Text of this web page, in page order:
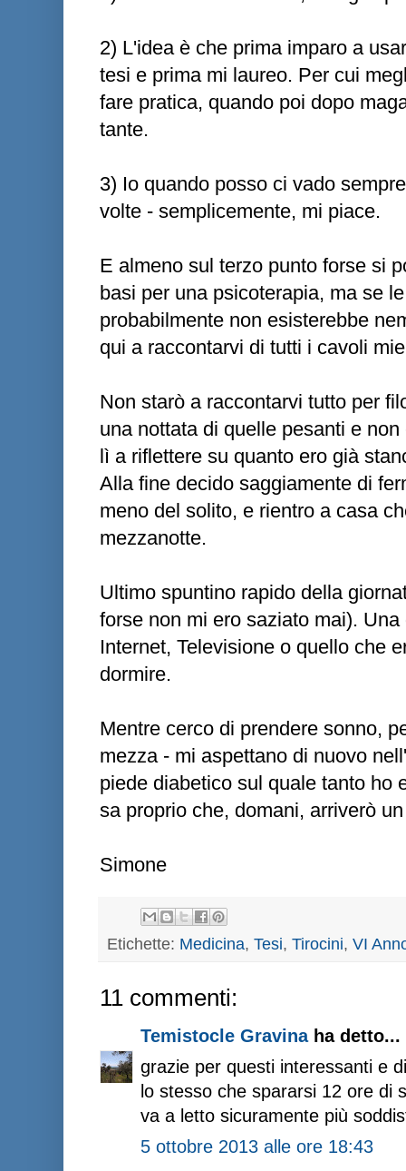
2) L'idea è che prima imparo a
tesi e prima mi laureo. Per cui
fare pratica, quando poi dopo
tante.
3) Io quando posso ci vado
volte - semplicemente, mi piace.
E almeno sul terzo punto forse si
basi per una psicoterapia, ma se
probabilmente non esisterebbe
qui a raccontarvi di tutti i cavoli
Non starò a raccontarvi tutto per
una nottata di quelle pesanti e
lì a riflettere su quanto ero già
Alla fine decido saggiamente di
meno del solito, e rientro a casa
mezzanotte.
Ultimo spuntino rapido della
forse non mi ero saziato mai).
Internet, Televisione o quello che
dormire.
Mentre cerco di prendere sonno,
mezza - mi aspettano di nuovo
piede diabetico sul quale tanto ho
sa proprio che, domani, arriverò
Simone
Etichette: Medicina, Tesi, Tirocini, VI
11 commenti:
Temistocle Gravinaha detto...
grazie per questi interessanti e
lo stesso che spararsi 12 ore di
va a letto sicuramente più
5 ottobre 2013 alle ore 18:43